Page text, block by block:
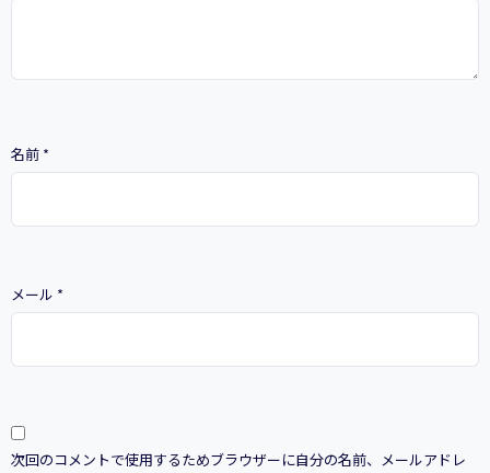
名前 *
メール *
次回のコメントで使用するためブラウザーに自分の名前、メールアドレ